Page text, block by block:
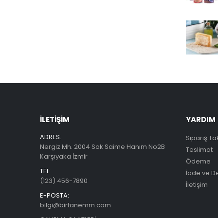
İLETIŞIM
ADRES:
Nergiz Mh. 2004 Sok Saime Hanım No2B
Karşıyaka İzmir
TEL:
(123) 456-7890
E-POSTA:
bilgi@birtanemm.com
YARDIM
Sipariş
Teslimat
Ödeme
İade ve
İletişim